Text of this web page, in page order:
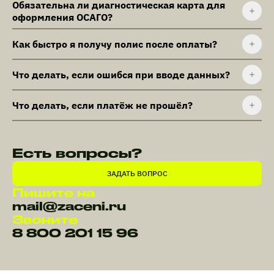
Обязательна ли диагностическая карта для
оформления ОСАГО?
Как быстро я получу полис после оплаты?
Что делать, если ошибся при вводе данных?
Что делать, если платёж не прошёл?
Есть вопросы?
ЗАДАТЬ ВОПРОС
Пишите на
mail@zaceni.ru
Звоните
8 800 201 15 96